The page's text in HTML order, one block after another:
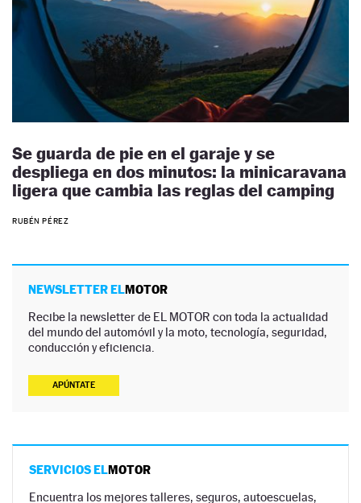
Se guarda de pie en el garaje y se
despliega en dos minutos: la minicaravana
ligera que cambia las reglas del camping
RUBÉN PÉREZ
NEWSLETTER ELMOTOR
Recibe la newsletter de EL MOTOR con toda la actualidad
del mundo del automóvil y la moto, tecnología, seguridad,
conducción y eficiencia.
APÚNTATE
SERVICIOS ELMOTOR
Encuentra los mejores talleres, seguros, autoescuelas,